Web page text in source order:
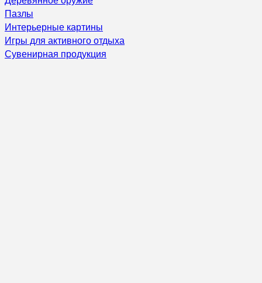
Пазлы
Интерьерные картины
Игры для активного отдыха
Сувенирная продукция